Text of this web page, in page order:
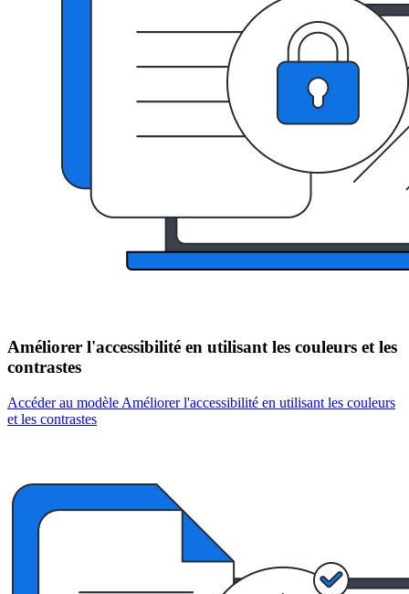
Améliorer l'accessibilité en utilisant les couleurs et les
contrastes
Accéder au modèle Améliorer l'accessibilité en utilisant les couleurs
et les contrastes